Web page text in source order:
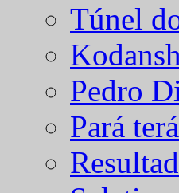
Túnel
Pedro
Pará